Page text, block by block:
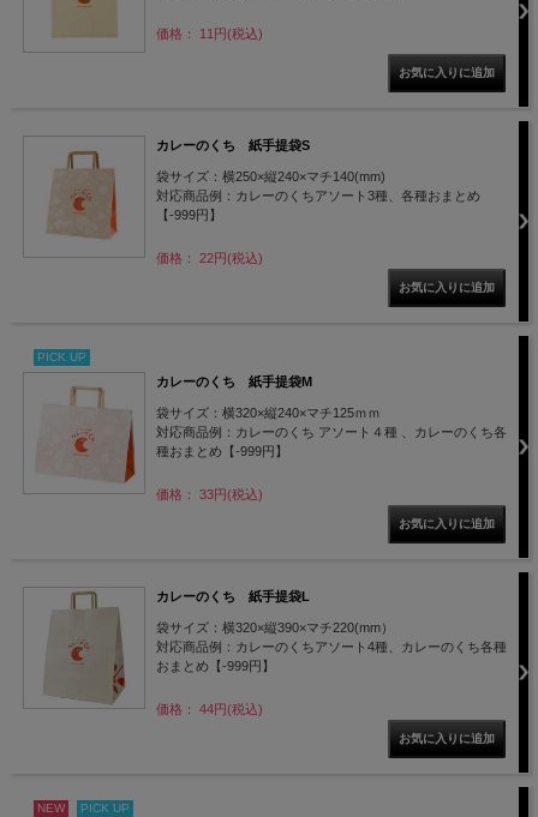
価格： 11円(税込)
カレーのくち 紙手提袋S
袋サイズ：横250×縦240×マチ140(mm)
対応商品例：カレーのくちアソート3種、各種おまとめ
【-999円】
価格： 22円(税込)
PICK UP
カレーのくち 紙手提袋M
袋サイズ：横320×縦240×マチ125ｍｍ
対応商品例：カレーのくち アソート４種 、カレーのくち各
種おまとめ【-999円】
価格： 33円(税込)
カレーのくち 紙手提袋L
袋サイズ：横320×縦390×マチ220(mm）
対応商品例：カレーのくちアソート4種、カレーのくち各種
おまとめ【-999円】
価格： 44円(税込)
NEW PICK UP